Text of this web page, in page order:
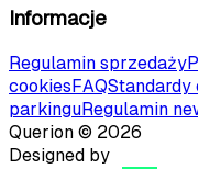
Informacje
Regulamin sprzedaży
cookiesFAQStandardy
parkinguRegulamin
Querion © 2026
Designed by